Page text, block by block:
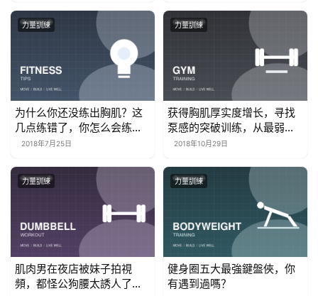
力量訓練
为什么你还没练出胸肌？这
几点练错了，你怎么会练出
胸肌？
2018年7月25日
力量訓練
获得胸肌厚实度增长，寻找
泵感的突破训练，从最弱处
练起！
2018年10月29日
力量訓練
肌肉男在夜店被妹子拍視
頻，都怪公狗腰太誘人了…
力量訓練
健身圈五大最強鍵盤俠，你
有遇到過嗎？